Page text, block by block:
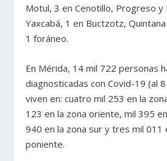
Motul, 3 en Cenotillo, Progreso y
Yaxcabá, 1 en Buctzotz,
1 foráneo.
En Mérida, 14 mil 722 personas
diagnosticadas con Covid-19 (al
viven en: cuatro mil 253 en la
123 en la zona oriente, mil 395
940 en la zona sur y tres mil 011
poniente.